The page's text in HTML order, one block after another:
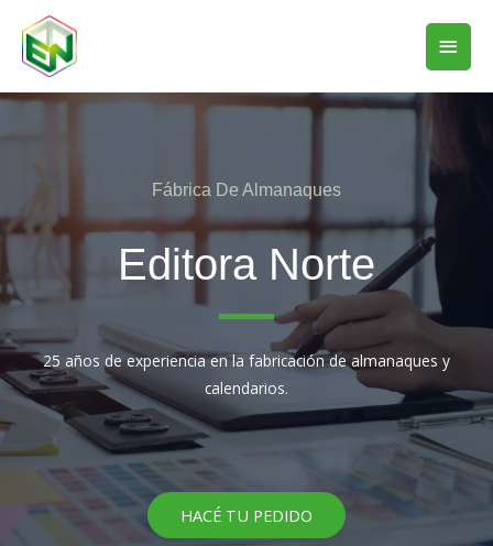
Fábrica De Almanaques
Editora Norte
25 años de experiencia en la fabricación de almanaques y
calendarios.
HACÉ TU PEDIDO